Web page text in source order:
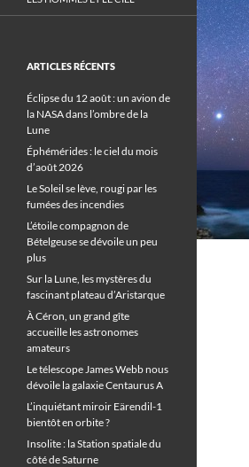
ARTICLES RÉCENTS
Éclipse du 12 août : un avion de
la NASA dans l’ombre de la
Lune
Éphémérides : le ciel du mois
d’août 2026
Le Soleil se lève, rougi par les
fumées des incendies
L’étoile compagnon de
Bételgeuse se dévoile un peu
plus
Sur la Lune, les mystères du
fascinant plateau d’Aristarque
À Céron, un grand gîte
accueille les astronomes
amateurs
Le télescope James Webb nous
dévoile la galaxie Centaurus A
L’inquiétant miroir Eärendil-1
bientôt en orbite ?
Insolite : la Station spatiale du
côté de Saturne